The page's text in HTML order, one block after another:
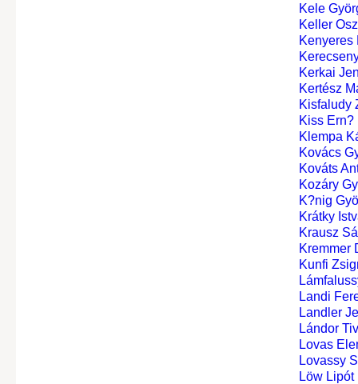
Kele
Keller
Kenyeres
Kerkai
Kertész
Kisfaludy
Kiss Ern?
Klempa
Kovács
Kováts
Kozáry
K?nig
Krátky
Krausz
Kremmer
Kunfi
Landi
Landler
Lándor
Lovas
Lovassy
Löw Lipót